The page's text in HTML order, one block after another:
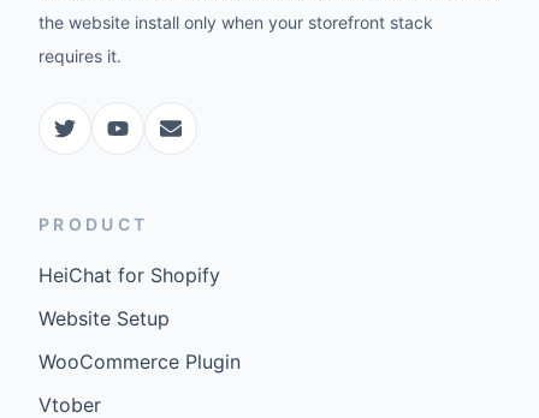
the website install only when your storefront stack
requires it.
PRODUCT
HeiChat for Shopify
Website Setup
WooCommerce Plugin
Vtober